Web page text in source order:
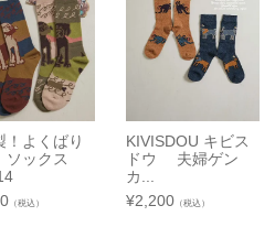
！よくばり
ックス
（税込）
KIVISDOU キビス
ドウ 夫婦ゲン
カ...
¥2,200（税込）